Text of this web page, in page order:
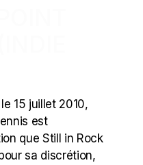
15 juillet 2010,
est
que Still in Rock
sa discrétion,